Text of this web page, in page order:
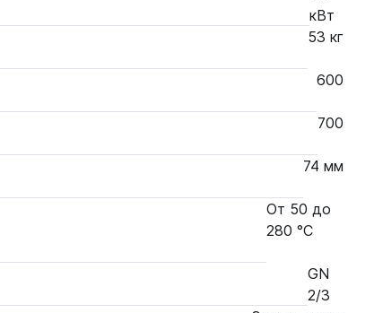
кВт
53 кг
600
700
74 мм
От 50 до
280 °С
GN
2/3